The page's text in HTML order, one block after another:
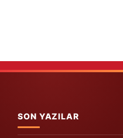
SON YAZILAR